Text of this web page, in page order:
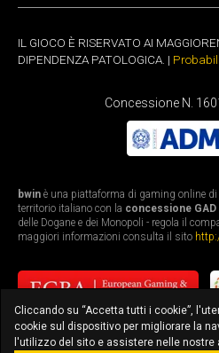
IL GIOCO È RISERVATO AI
DIPENDENZA PATOLOGICA. |
Concessione N.
bwin è una piattaforma di gaming online di
territorio italiano con la concessione
delle Dogane e dei Monopoli - regola il
maggiori informazioni consulta il sito
Cliccando su “Accetta tutti i cookie”,
cookie sul dispositivo per migliorare la
l'utilizzo del sito e assistere nelle nostre